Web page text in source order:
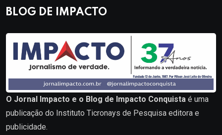
BLOG DE IMPACTO
O Jornal Impacto e o Blog de Impacto Conquista é uma
publicação do Instituto Ticronays de Pesquisa editora e
publicidade.